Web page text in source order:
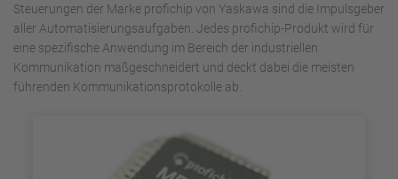
Steuerungen der Marke profichip von Yaskawa sind die Impulsgeber
aller Automatisierungsaufgaben. Jedes profichip-Produkt wird für
eine spezifische Anwendung im Bereich der industriellen
Kommunikation maßgeschneidert und deckt dabei die meisten
führenden Kommunikationsprotokolle ab.